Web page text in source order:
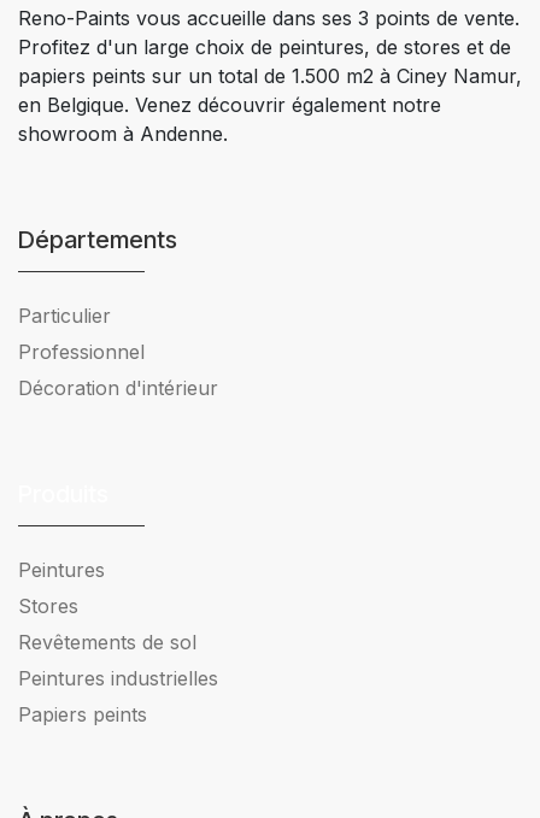
Reno-Paints vous accueille dans ses 3 points de vente.
Profitez d'un large choix de peintures, de stores et de
papiers peints sur un total de 1.500 m2 à Ciney Namur,
en Belgique. Venez découvrir également notre
showroom à Andenne.
Départements
Particulier
Professionnel
Décoration d'intérieur
Peintures
Stores
Revêtements de sol
Peintures industrielles
Papiers peints